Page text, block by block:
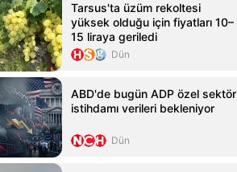
Tarsus'ta üzüm rekoltesi
yüksek olduğu için fiyatları 10–
15 liraya geriledi
Dün
ABD'de bugün ADP özel sektör
istihdamı verileri bekleniyor
Dün